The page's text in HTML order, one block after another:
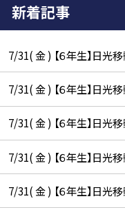
新着記事
7/31( 金 ) 【６年生】日光移
7/31( 金 ) 【６年生】日光
7/31( 金 ) 【６年生】日光移
7/31( 金 ) 【６年生】日光移
7/31( 金 ) 【６年生】日光移